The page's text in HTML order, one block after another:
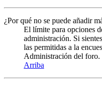
¿Por qué no se puede añadir
El límite para opciones
administración. Si
las permitidas a la
Administración del foro.
Arriba